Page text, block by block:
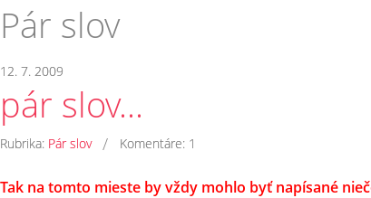
Pár slov
12. 7. 2009
pár slov...
Rubrika: Pár slov / Komentáre: 1
Tak na tomto mieste by vždy mohlo byť napísané